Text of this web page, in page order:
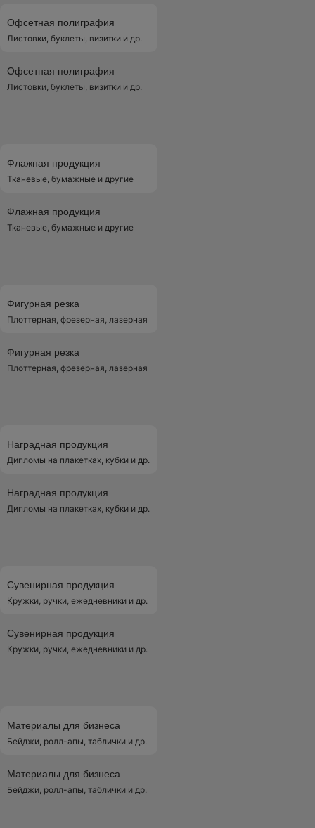
Офсетная полиграфия
Листовки, буклеты, визитки и др.
Офсетная полиграфия
Листовки, буклеты, визитки и др.
Флажная продукция
Тканевые, бумажные и другие
Флажная продукция
Тканевые, бумажные и другие
Фигурная резка
Плоттерная, фрезерная, лазерная
Фигурная резка
Плоттерная, фрезерная, лазерная
Наградная продукция
Дипломы на плакетках, кубки и др.
Наградная продукция
Дипломы на плакетках, кубки и др.
Сувенирная продукция
Кружки, ручки, ежедневники и др.
Сувенирная продукция
Кружки, ручки, ежедневники и др.
Материалы для бизнеса
Бейджи, ролл-апы, таблички и др.
Материалы для бизнеса
Бейджи, ролл-апы, таблички и др.